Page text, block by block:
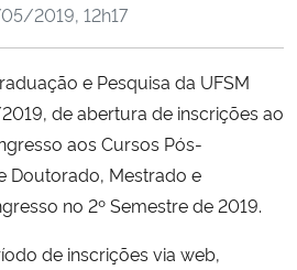
Inovações e Comunicações
2019, 12h17
e Pesquisa da UFSM
de abertura de inscrições ao
aos Cursos Pós-
Doutorado, Mestrado e
no 2º Semestre de 2019.
de inscrições via web,